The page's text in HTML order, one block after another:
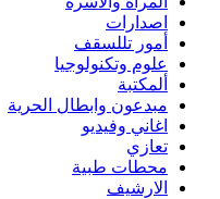
اصدارات
أمور تللسقف
علوم وتكنولوجيا
ألمكتبة
مبدعون وابطال الحرية
اغاني وفيديو
تعازي
محطات طبية
الارشيف